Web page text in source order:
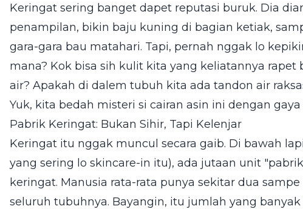
Keringat sering banget dapet reputasi buruk. Dia
penampilan, bikin baju kuning di bagian ketiak,
gara-gara bau matahari. Tapi, pernah nggak lo
mana? Kok bisa sih kulit kita yang keliatannya
air? Apakah di dalem tubuh kita ada tandon air
Yuk, kita bedah misteri si cairan asin ini dengan gaya
Pabrik Keringat: Bukan Sihir, Tapi Kelenjar
Keringat itu nggak muncul secara gaib. Di bawah
yang sering lo skincare-in itu), ada jutaan unit
keringat. Manusia rata-rata punya sekitar dua
seluruh tubuhnya. Bayangin, itu jumlah yang